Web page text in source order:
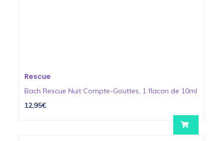
Rescue
Bach Rescue Nuit Compte-Gouttes, 1 flacon de 10ml
12,95€